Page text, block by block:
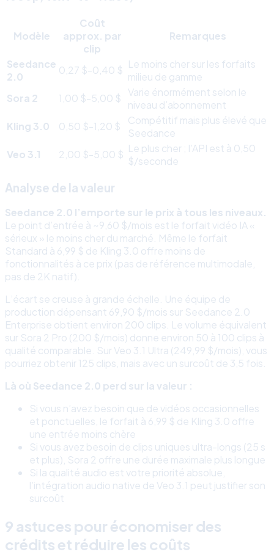
Modèle
Coût
approx. par
clip
Remarques
Seedance
2.0
0,27 $-0,40 $ Le moins cher sur les forfaits
milieu de gamme
Sora 2
1,00 $-5,00 $
Varie énormément selon le
niveau d’abonnement
Kling 3.0
0,50 $-1,20 $
Compétitif mais plus élevé que
Seedance
Veo 3.1
2,00 $-5,00 $ Le plus cher ; l’API est à 0,50
$/seconde
Analyse de la valeur
Seedance 2.0 l’emporte sur le prix à tous les niveaux.
Le point d’entrée à ~9,60 $/mois est le forfait vidéo IA «
sérieux » le moins cher du marché. Même le forfait
Standard à 6,99 $ de Kling 3.0 offre moins de
fonctionnalités à ce prix (pas de référence multimodale,
pas de 2K natif).
L’écart se creuse à grande échelle. Une équipe de
production dépensant 69,90 $/mois sur Seedance 2.0
Enterprise obtient environ 200 clips. Le volume équivalent
sur Sora 2 Pro (200 $/mois) donne environ 50 à 100 clips à
qualité comparable. Sur Veo 3.1 Ultra (249,99 $/mois), vous
pourriez obtenir 125 clips, mais avec un surcoût de 3,5 fois.
Là où Seedance 2.0 perd sur la valeur :
Si vous n’avez besoin que de vidéos occasionnelles
et ponctuelles, le forfait à 6,99 $ de Kling 3.0 offre
une entrée moins chère
Si vous avez besoin de clips uniques ultra-longs (25 s
et plus), Sora 2 offre une durée maximale plus longue
Si la qualité audio est votre priorité absolue,
l’intégration audio native de Veo 3.1 peut justifier son
surcoût
9 astuces pour économiser des
crédits et réduire les coûts